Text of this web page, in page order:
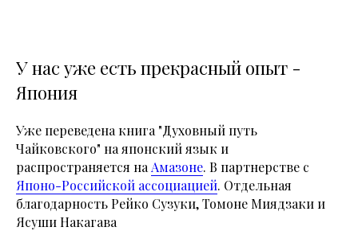
У нас уже есть прекрасный опыт -
Япония
Уже переведена книга "Духовный путь
Чайковского" на японский язык и
распространяется на Амазоне. В партнерстве с
Японо-Российской ассоциацией. Отдельная
благодарность Рейко Сузуки, Томоне Миядзаки и
Ясуши Накагава